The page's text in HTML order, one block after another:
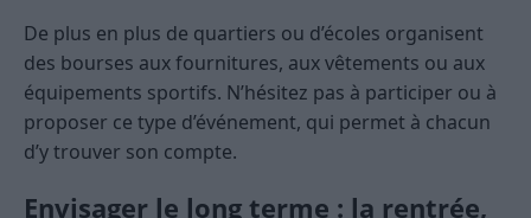
De plus en plus de quartiers ou d’écoles organisent
des bourses aux fournitures, aux vêtements ou aux
équipements sportifs. N’hésitez pas à participer ou à
proposer ce type d’événement, qui permet à chacun
d’y trouver son compte.
Envisager le long terme : la rentrée,